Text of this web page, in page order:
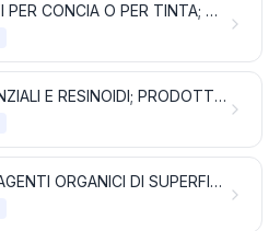
ESTRATTI PER CONCIA O PER TINTA; TANNINI E LORO DERIVATI; TINTURE, PIGMENTI ED ALTRE SOSTANZE COLORANTI; PITTURE E VERNICI; STUCCO E ALTRI MASTICI; INCHIOSTRI
OLI ESSENZIALI E RESINOIDI; PRODOTTI PER PROFUMERIA, PREPARAZIONI COSMETICHE O PER TOELETTA
SAPONI, AGENTI ORGANICI DI SUPERFICIE, PREPARAZIONI PER BUCATO, PREPARAZIONI LUBRIFICANTI, CERE ARTIFICIALI, CERE PREPARATE, PREPARAZIONI PER PULIRE E LUCIDARE, CANDELE E PRODOTTI SIMILI, PASTE PER MODELLARE, «CERE PER L'ODONTOIATRIA» E PREPARAZIONI PER L'ODONTOIATRIA A BASE DI GESSO